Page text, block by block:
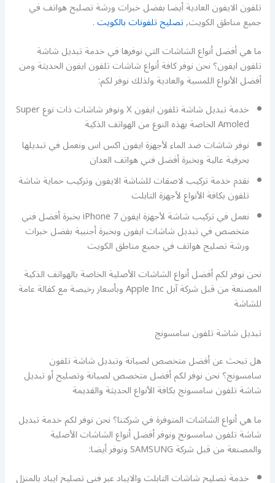
تلفون الايفون العادية أيضا بفضل خبرات ورشة تصليح هواتف في
جميع مناطق الكويت,تصليح تلفونات بالكويت.
ما هي أفضل أنواع الشاشات التي نوفرها في خدمة تبديل شاشة
تلفون ايفون؟ نحن نوفر كافة أنواع شاشات تلفون ايفون الحديثة ومن
أفضل الأنواع اللمسية والعادية ولذلك نوفر لكم:
خدمة تبديل شاشة تلفون ايفون X ونوفر شاشات ذات نوع Super
Amoled الخاصة بهذه النوع من الهواتف الذكية
نوفر شاشات ضد الماء لأجهزة ايفون اكس اس ونعمل في تبديلها
بحرفية عالية وبخبرة أفضل فني هواتف العدان
نقدم خدمة تركيب لاصقات للشاشة الايفون وتركيب حماية شاشة
تلفون بكافة الأنواع لأجهزة التابلت
نعمل في تركيب شاشة لأجهزة ايفون 7 iPhone بخبرة أفضل فني
متخصص في تبديل شاشات ايفون وبخبرة أجنبية بفضل خبرات
ورشة تصليح هواتف في جميع مناطق الكويت
نحن نوفر لكم أفضل أنواع الشاشات الأصلية الخاصة بالهواتف الذكية
المصنعة من قبل شركة آبل Apple Inc وبأسعار رخيصة مع كفالة عامة
للشاشة
تبديل شاشة تلفون سامسونج
هل تبحث عن أفضل متخصص لصيانة وتبديل شاشة تلفون
سامسونج؟ نحن نوفر لكم أفضل متخصص لصيانة وتصليح أو تبديل
شاشة تلفون سامسونج بكافة الأنواع الحديثة والقديمة
ما هي أنواع الشاشات المتوفرة في شركتنا؟ نحن نوفر لكم خدمة تبديل
شاشة تلفون سامسونج ونوفر أفضل أنواع الشاشات الأصلية
والمصنعة من قبل شركة SAMSUNG ونوفر أيضا:
خدمة تصليح شاشات التابلت والايباد عبر فني تصليح ايباد بالمنزل